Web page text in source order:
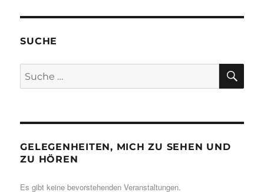
SUCHE
Suche
nach:
GELEGENHEITEN, MICH ZU SEHEN UND
ZU HÖREN
Es gibt keine bevorstehenden Veranstaltungen.